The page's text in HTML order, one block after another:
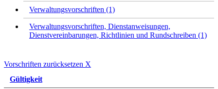
Verwaltungsvorschriften (1)
Verwaltungsvorschriften, Dienstanweisungen,
Dienstvereinbarungen, Richtlinien und Rundschreiben (1)
Vorschriften zurücksetzen X
Gültigkeit